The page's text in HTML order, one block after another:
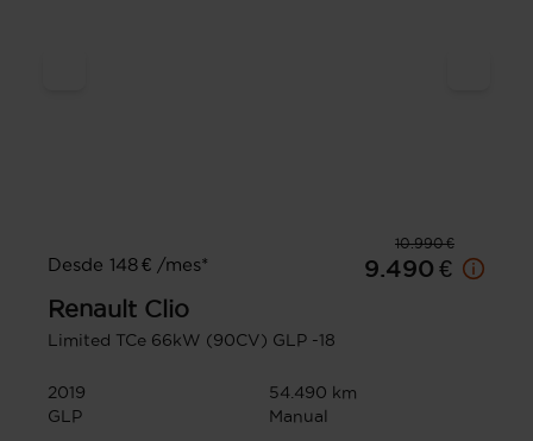
10.990 €
Desde 148 € /mes*
9.490 €
Renault Clio
Limited TCe 66kW (90CV) GLP -18
2019
54.490 km
GLP
Manual